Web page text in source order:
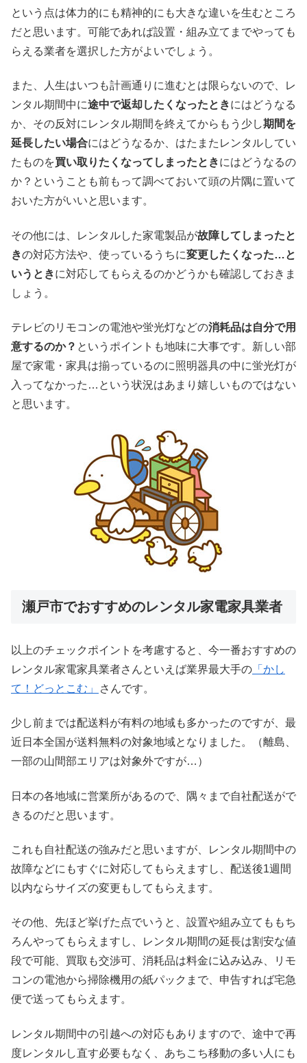
という点は体力的にも精神的にも大きな違いを生むところ
だと思います。可能であれば設置・組み立てまでやっても
らえる業者を選択した方がよいでしょう。
また、人生はいつも計画通りに進むとは限らないので、レ
ンタル期間中に途中で返却したくなったときにはどうなる
か、その反対にレンタル期間を終えてからもう少し期間を
延長したい場合にはどうなるか、はたまたレンタルしてい
たものを買い取りたくなってしまったときにはどうなるの
か？ということも前もって調べておいて頭の片隅に置いて
おいた方がいいと思います。
その他には、レンタルした家電製品が故障してしまったと
きの対応方法や、使っているうちに変更したくなった…と
いうときに対応してもらえるのかどうかも確認しておきま
しょう。
テレビのリモコンの電池や蛍光灯などの消耗品は自分で用
意するのか？ というポイントも地味に大事です。新しい部
屋で家電・家具は揃っているのに照明器具の中に蛍光灯が
入ってなかった…という状況はあまり嬉しいものではない
と思います。
瀬戸市でおすすめのレンタル家電家具業者
以上のチェックポイントを考慮すると、今一番おすすめの
レンタル家電家具業者さんといえば業界最大手の 「かし
て！どっとこむ」
さんです。
少し前までは配送料が有料の地域も多かったのですが、最
近日本全国が送料無料の対象地域となりました。（離島、
一部の山間部エリアは対象外ですが…）
日本の各地域に営業所があるので、隅々まで自社配送がで
きるのだと思います。
これも自社配送の強みだと思いますが、レンタル期間中の
故障などにもすぐに対応してもらえますし、配送後1週間
以内ならサイズの変更もしてもらえます。
その他、先ほど挙げた点でいうと、設置や組み立てももち
ろんやってもらえますし、レンタル期間の延長は割安な値
段で可能、買取も交渉可、消耗品は料金に込み込み、リモ
コンの電池から掃除機用の紙パックまで、申告すれば宅急
便で送ってもらえます。
レンタル期間中の引越への対応もありますので、途中で再
度レンタルし直す必要もなく、あちこち移動の多い人にも